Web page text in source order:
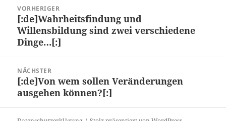
VORHERIGER
Vorheriger
Beitrag:
[:de]Wahrheitsfindung und
Willensbildung sind zwei verschiedene
Dinge…[:]
NÄCHSTER
Nächster
Beitrag:
[:de]Von wem sollen Veränderungen
ausgehen können?[:]